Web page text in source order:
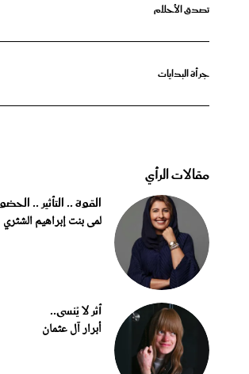
تصدق الأحلام
جرأة البدايات
مقالات الرأي
القوة .. التأثير ..
لمى بنت إبراهيم الشثري
أثر لا يُنسى..
أبرار آل عثمان